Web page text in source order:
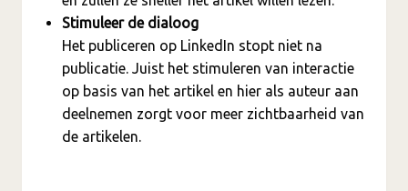
Stimuleer de dialoog
Het publiceren op LinkedIn stopt niet na
publicatie. Juist het stimuleren van interactie
op basis van het artikel en hier als auteur aan
deelnemen zorgt voor meer zichtbaarheid van
de artikelen.